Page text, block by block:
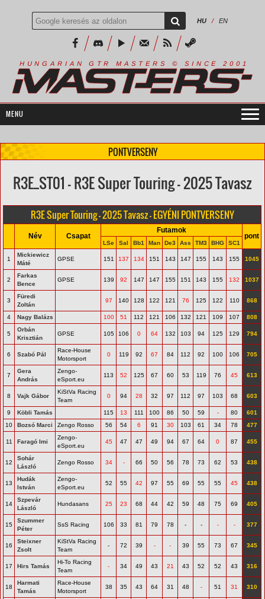
HU / EN
H U N G A R I A N G T R M A S T E R S © S I N C E 2 0 0 1
PONTVERSENY
R3E_ST01 - R3E Super Touring - 2025 Tavasz
R3E Super Touring - 2025 Tavasz - EGYÉNI PONTVERSENY
Név Csapat
Futamok
pont
LSe Sal Bb1 Man De3 Ass TM3 BHG SC1
1
Mickiewicz
Máté
GPSE 151 137 134 151 143 147 155 143 155 1045
2
Farkas
Bence
GPSE 139 92 147 147 155 151 143 155 132 1037
3
Füredi
Zoltán
97 140 128 122 121 76 125 122 110 868
4 Nagy Balázs 100 51 112 121 106 132 121 109 107 808
5
Orbán
Krisztián
GPSE 105 106 0 64 132 103 94 125 129 794
6 Szabó Pál
Race-House
Motorsport
0 119 92 67 84 112 92 100 106 705
7
Gera
András
Zengo-
eSport.eu
113 52 125 67 60 53 119 76 45 613
8 Vajk Gábor
KiStVa Racing
Team
0 94 28 32 97 112 97 103 68 603
9 Köbli Tamás 115 13 111 100 86 50 59 - 80
601
10
Bozsó Marci Zengo Rosso 56 54 6 91 30 103 61 34 78 477
11 Faragó Imi
Zengo-
eSport.eu
45 47 47 49 94 67 64 0 87 455
12
Sohár
László
Zengo Rosso 34 - 66 50 56 78 73 62 53 438
13
Hudák
István
Zengo-
eSport.eu
52 55 42 97 55 69 55 55 45 438
14
Szpevár
László
Hundasans 25 23 68 44 42 59 48 75 69 405
15
Szummer
Péter
SsS Racing 106 33 81 79 78 - - - - 377
16
Steixner
Zsolt
KiStVa Racing
Team
- 72 39 - - 39 55 73 67 345
17 Hirs Tamás
Hi-To Racing
Team
- 34 49 43 21 43 52 52 43 316
18
Harmati
Tamás
Race-House
Motorsport
38 35 43 64 31 48 - 51 31 310